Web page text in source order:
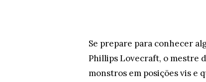
Se prepare para conhecer
Phillips Lovecraft, o mestre
monstros em posições vis e